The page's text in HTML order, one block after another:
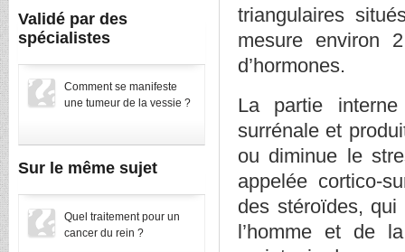
Validé par des
spécialistes
Comment se manifeste
une tumeur de la vessie ?
Sur le même sujet
Quel traitement pour un
cancer du rein ?
triangulaires
mesure environ
d’hormones.
La partie
surrénale et
ou diminue le
appelée cortico-
des stéroïdes,
l’homme et de